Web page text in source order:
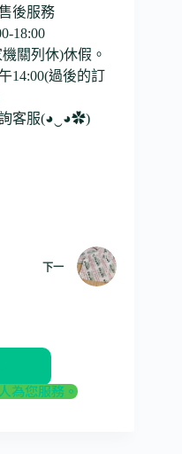
後服務
18:00
關列休)休假。
14:00(過後的訂
客服(◕‿◕✿)
下一
為您服務。